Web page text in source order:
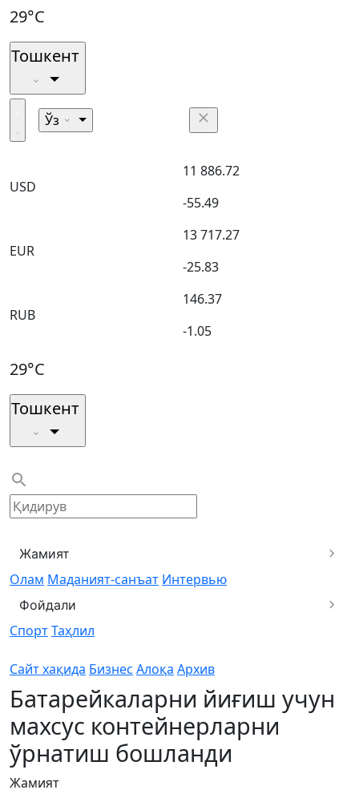
29°C
Тошкент
Ўз
USD
11 886.72
-55.49
EUR
13 717.27
-25.83
RUB
146.37
-1.05
29°C
Тошкент
Жамият
Олам Маданият-санъат Интервью
Фойдали
СпортТаҳлил
Сайт хақида Бизнес Алоқа Архив
Батарейкаларни йиғиш учун
махсус контейнерларни
ўрнатиш бошланди
Жамият